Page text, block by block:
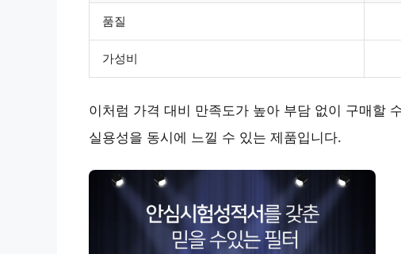
품질
가성비
이처럼 가격 대비 만족도가 높아 부담 없이 구매할
실용성을 동시에 느낄 수 있는 제품입니다.